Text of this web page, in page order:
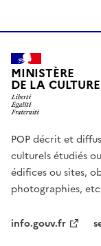
MINISTÈRE
DE LA CULTURE
POP décrit et
culturels étudiés
édifices ou sites,
photographies,
info.gouv.fr